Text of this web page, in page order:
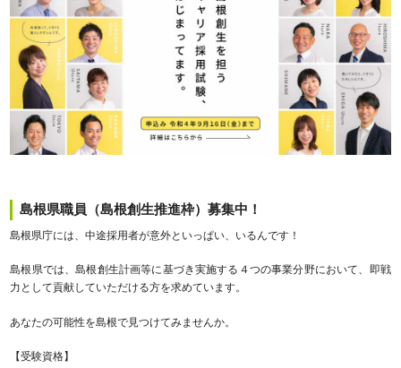
島根県職員（島根創生推進枠）募集中！
島根県庁には、中途採用者が意外といっぱい、いるんです！
島根県では、島根創生計画等に基づき実施する４つの事業分野において、即戦
力として貢献していただける方を求めています。
あなたの可能性を島根で見つけてみませんか。
【受験資格】